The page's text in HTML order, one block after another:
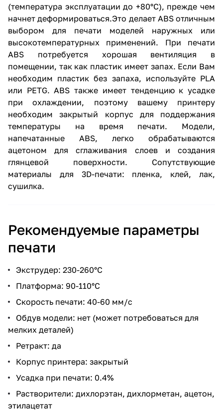
(температура эксплуатации до +80°C), прежде чем
начнет деформироваться.Это делает ABS отличным
выбором для печати моделей наружных или
высокотемпературных применений. При печати
ABS потребуется хорошая вентиляция в
помещении, так как пластик имеет запах. Если Вам
необходим пластик без запаха, используйте PLA
или PETG. ABS также имеет тенденцию к усадке
при охлаждении, поэтому вашему принтеру
необходим закрытый корпус для поддержания
температуры на время печати. Модели,
напечатанные ABS, легко обрабатываются
ацетоном для сглаживания слоев и создания
глянцевой поверхности. Сопутствующие
материалы для 3D-печати: пленка, клей, лак,
сушилка.
Рекомендуемые параметры
печати
Экструдер: 230-260°С
Платформа: 90-110°С
Скорость печати: 40-60 мм/с
Обдув модели: нет (может потребоваться для
мелких деталей)
Ретракт: да
Корпус принтера: закрытый
Усадка при печати: 0.4%
Растворители: дихлорэтан, дихлорметан, ацетон,
этилацетат